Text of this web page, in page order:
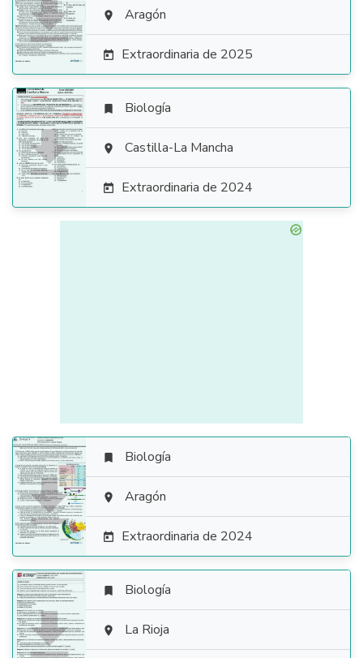
  Aragón
 Extraordinaria de 2025

 Biología
 Castilla-La Mancha
 Extraordinaria de 2024

 Biología
 Aragón
 Extraordinaria de 2024

 Biología
 La Rioja